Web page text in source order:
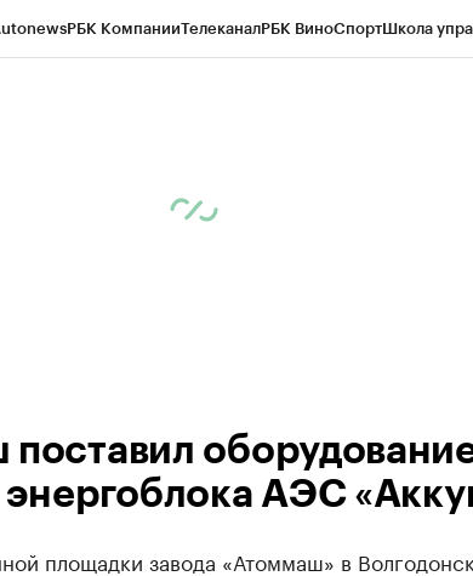
РБК КомпанииТелеканалРБК ВиноСпортШкола
энергоблока АЭС
площадки завода «Атоммаш» в